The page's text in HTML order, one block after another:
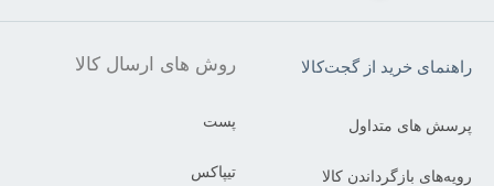
راهنمای خرید از گجت‌کالا
پرسش های متداول
رویه‌های بازگرداندن کالا
روش های ارسال کالا
پست
تیپاکس